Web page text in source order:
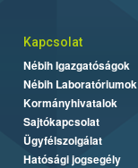
Kapcsolat
Nébih Igazgatóságok
Nébih Laboratóriumok
Kormányhivatalok
Sajtókapcsolat
Ügyfélszolgálat
Hatósági jogsegély